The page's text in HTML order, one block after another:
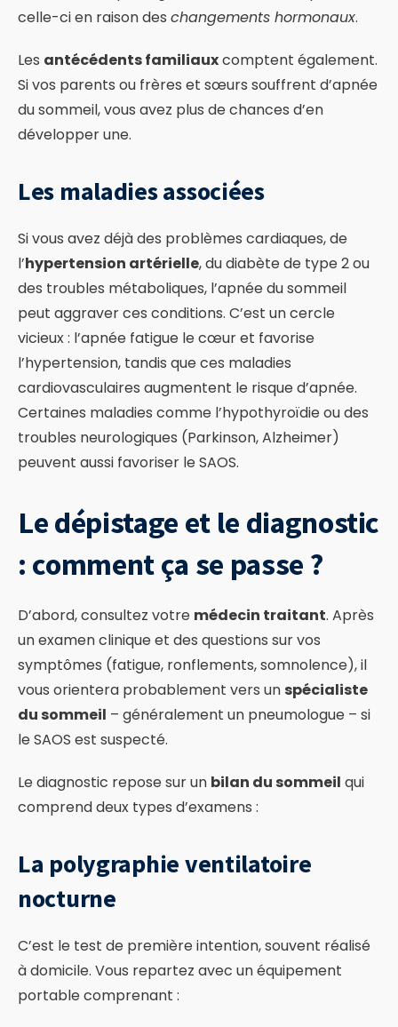
celle-ci en raison des changements hormonaux.
Les antécédents familiauxcomptent également.
Si vos parents ou frères et sœurs souffrent d’apnée
du sommeil, vous avez plus de chances d’en
développer une.
Les maladies associées
Si vous avez déjà des problèmes cardiaques, de
l’hypertension artérielle, du diabète de type 2 ou
des troubles métaboliques, l’apnée du sommeil
peut aggraver ces conditions. C’est un cercle
vicieux : l’apnée fatigue le cœur et favorise
l’hypertension, tandis que ces maladies
cardiovasculaires augmentent le risque d’apnée.
Certaines maladies comme l’hypothyroïdie ou des
troubles neurologiques (Parkinson, Alzheimer)
peuvent aussi favoriser le SAOS.
Le dépistage et le diagnostic
: comment ça se passe ?
D’abord, consultez votre médecin traitant. Après
un examen clinique et des questions sur vos
symptômes (fatigue, ronflements, somnolence), il
vous orientera probablement vers un spécialiste
du sommeil – généralement un pneumologue – si
le SAOS est suspecté.
Le diagnostic repose sur un bilan du sommeil qui
comprend deux types d’examens :
La polygraphie ventilatoire
nocturne
C’est le test de première intention, souvent réalisé
à domicile. Vous repartez avec un équipement
portable comprenant :